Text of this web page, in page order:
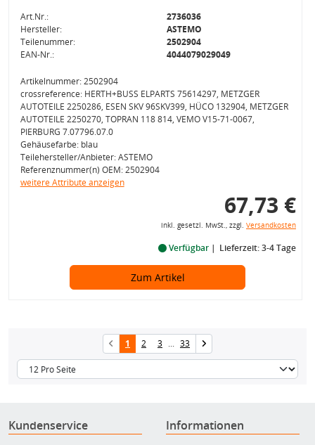
Art.Nr.:
2736036
Hersteller:
ASTEMO
Teilenummer:
2502904
EAN-Nr.:
4044079029049
Artikelnummer: 2502904
crossreference: HERTH+BUSS ELPARTS 75614297, METZGER
AUTOTEILE 2250286, ESEN SKV 96SKV399, HÜCO 132904, METZGER
AUTOTEILE 2250270, TOPRAN 118 814, VEMO V15-71-0067,
PIERBURG 7.07796.07.0
Gehäusefarbe: blau
Teilehersteller/Anbieter: ASTEMO
Referenznummer(n) OEM: 2502904
weitere Attribute anzeigen
67,73 €
inkl. gesetzl. MwSt., zzgl. Versandkosten
Verfügbar Lieferzeit: 3-4 Tage
Zum Artikel
1 2 3 ... 33
Kundenservice Informationen